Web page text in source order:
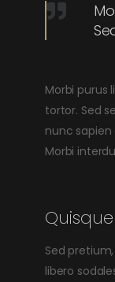
Morbi purus
tortor. Sed
nunc sapien
Morbi
Sed
libero